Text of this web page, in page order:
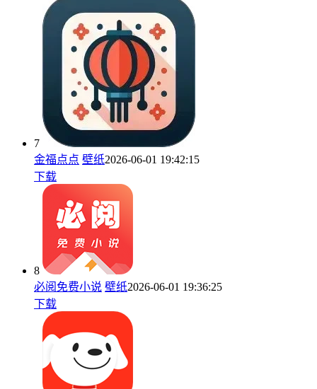
7
金福点点 壁纸2026-06-01 19:42:15
下载
8
必阅免费小说 壁纸2026-06-01 19:36:25
下载